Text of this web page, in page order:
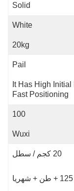
Solid
White
20kg
Pail
It Has High
Fast Positioning
100
Wuxi
20 كجم / سطل
125 + طن + شهريا